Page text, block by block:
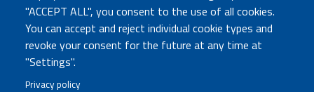
"ACCEPT ALL", you consent to the use of all cookies.
You can accept and reject individual cookie types and
revoke your consent for the future at any time at
"Settings".
Privacy policy
COMUNICA CON NOI
Urp
Posta elettronica certificata
Sedi e contatti